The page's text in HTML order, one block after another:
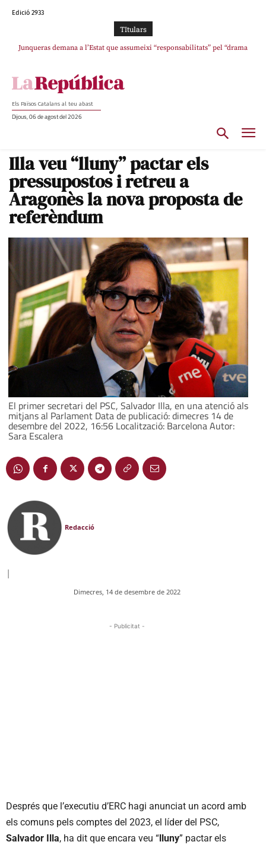
Edició 2933
TItulars
Junqueras demana a l’Estat que assumeixi “responsabilitats” pel “drama
L’abandonament de les seleccions catalanes per part de la UFEC
Els Països Catalans al teu abast
Dijous, 06 de agost del 2026
Illa veu “lluny” pactar els
pressupostos i retreu a
Aragonès la nova proposta de
referèndum
El primer secretari del PSC, Salvador Illa, en una atenció als
mitjans al Parlament Data de publicació: dimecres 14 de
desembre del 2022, 16:56 Localització: Barcelona Autor:
Sara Escalera
Redacció
|
Dimecres, 14 de desembre de 2022
- Publicitat -
Després que l’executiu d’ERC hagi anunciat un acord amb
els comuns pels comptes del 2023, el líder del PSC,
Salvador Illa, ha dit que encara veu “lluny” pactar els